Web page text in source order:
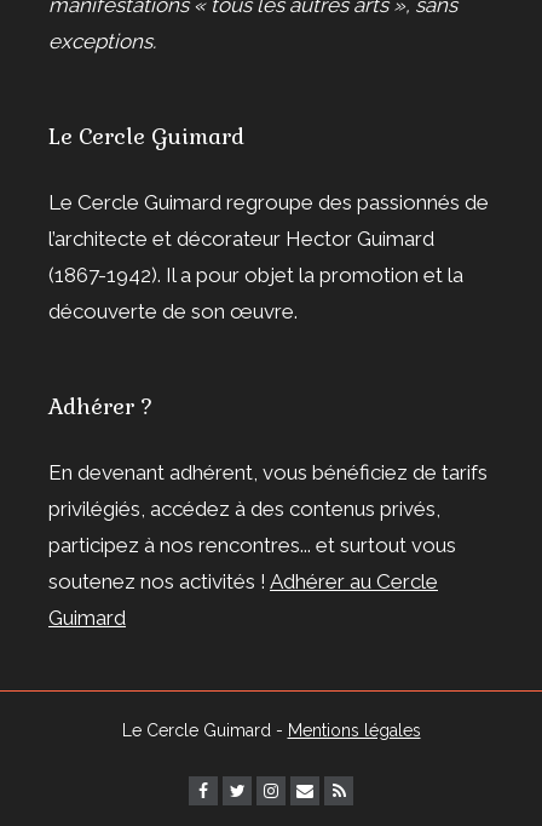
manifestations « tous les autres arts », sans
exceptions.
Le Cercle Guimard
Le Cercle Guimard regroupe des passionnés de
l’architecte et décorateur Hector Guimard
(1867-1942). Il a pour objet la promotion et la
découverte de son œuvre.
Adhérer ?
En devenant adhérent, vous bénéficiez de tarifs
privilégiés, accédez à des contenus privés,
participez à nos rencontres... et surtout vous
soutenez nos activités ! Adhérer au Cercle
Guimard
Le Cercle Guimard - Mentions légales